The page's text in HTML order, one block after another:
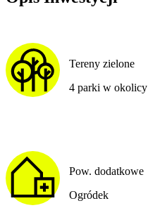
Tereny zielone
4 parki w okolicy
Pow. dodatkowe
Ogródek